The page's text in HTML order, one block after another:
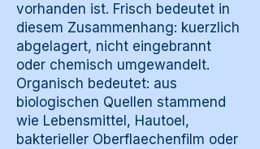
vorhanden ist. Frisch bedeutet in
diesem Zusammenhang: kuerzlich
abgelagert, nicht eingebrannt
oder chemisch umgewandelt.
Organisch bedeutet: aus
biologischen Quellen stammend
wie Lebensmittel, Hautoel,
bakterieller Oberflaechenfilm oder